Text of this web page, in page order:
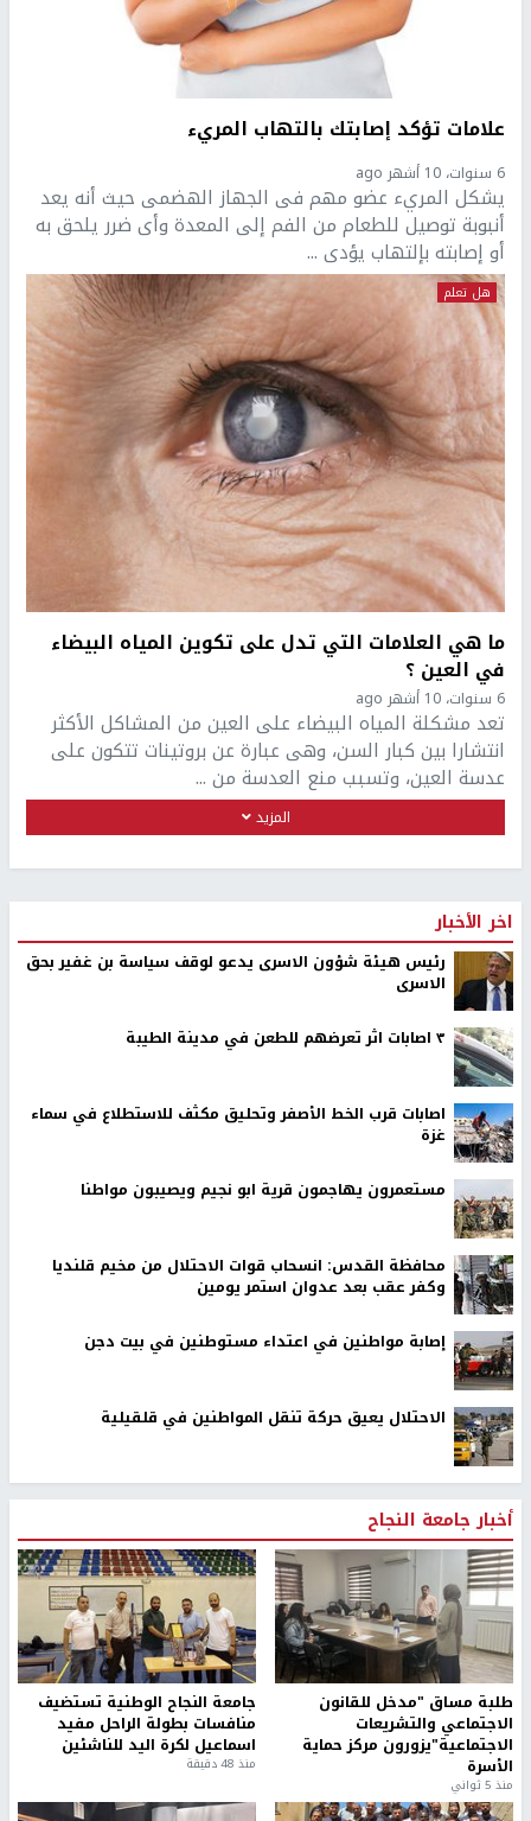
علامات تؤكد إصابتك بالتهاب المريء
6 سنوات، 10 أشهر ago
يشكل المريء عضو مهم فى الجهاز الهضمى حيث أنه يعد
أنبوبة توصيل للطعام من الفم إلى المعدة وأى ضرر يلحق به
أو إصابته بإلتهاب يؤدى ...
هل تعلم
ما هي العلامات التي تدل على تكوين المياه البيضاء
في العين ؟
6 سنوات، 10 أشهر ago
تعد مشكلة المياه البيضاء على العين من المشاكل الأكثر
انتشارا بين كبار السن، وهى عبارة عن بروتينات تتكون على
عدسة العين، وتسبب منع العدسة من ...
المزيد
اخر الأخبار
رئيس هيئة شؤون الاسرى يدعو لوقف سياسة بن غفير بحق
الاسرى
٣ اصابات اثر تعرضهم للطعن في مدينة الطيبة
اصابات قرب الخط الأصفر وتحليق مكثف للاستطلاع في سماء
غزة
مستعمرون يهاجمون قرية ابو نجيم ويصيبون مواطنا
محافظة القدس: انسحاب قوات الاحتلال من مخيم قلنديا
وكفر عقب بعد عدوان استمر يومين
إصابة مواطنين في اعتداء مستوطنين في بيت دجن
الاحتلال يعيق حركة تنقل المواطنين في قلقيلية
أخبار جامعة النجاح
طلبة مساق "مدخل للقانون
الاجتماعي والتشريعات
الاجتماعية"يزورون مركز حماية
الأسرة
منذ 5 ثواني
جامعة النجاح الوطنية تستضيف
منافسات بطولة الراحل مفيد
اسماعيل لكرة اليد للناشئين
منذ 48 دقيقة